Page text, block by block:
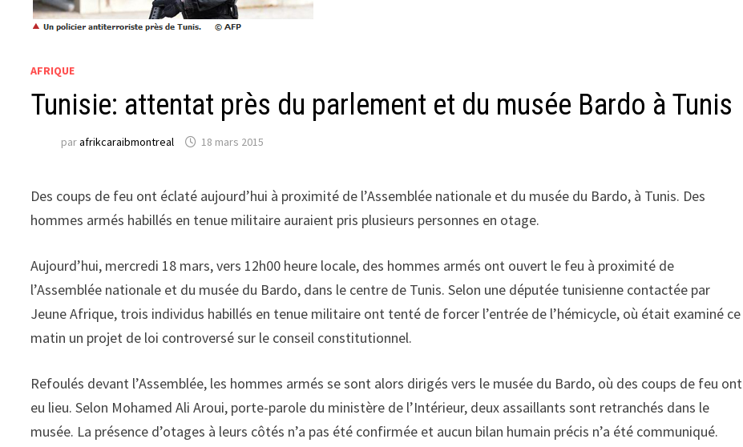
AFRIQUE
Tunisie: attentat près du parlement et du musée Bardo à Tunis
parafrikcaraibmontreal 18 mars 2015
Des coups de feu ont éclaté aujourd’hui à proximité de l’Assemblée nationale et du musée du Bardo, à Tunis. Des
hommes armés habillés en tenue militaire auraient pris plusieurs personnes en otage.
Aujourd’hui, mercredi 18 mars, vers 12h00 heure locale, des hommes armés ont ouvert le feu à proximité de
l’Assemblée nationale et du musée du Bardo, dans le centre de Tunis. Selon une députée tunisienne contactée par
Jeune Afrique, trois individus habillés en tenue militaire ont tenté de forcer l’entrée de l’hémicycle, où était examiné ce
matin un projet de loi controversé sur le conseil constitutionnel.
Refoulés devant l’Assemblée, les hommes armés se sont alors dirigés vers le musée du Bardo, où des coups de feu ont
eu lieu. Selon Mohamed Ali Aroui, porte-parole du ministère de l’Intérieur, deux assaillants sont retranchés dans le
musée. La présence d’otages à leurs côtés n’a pas été confirmée et aucun bilan humain précis n’a été communiqué.